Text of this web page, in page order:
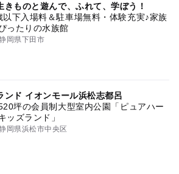
ものと遊んで、ふれて、学ぼう！
以下入場料＆駐車場無料・体験充実♪家族
ったりの水族館
岡県下田市
ンド イオンモール浜松志都呂
坪の会員制大型室内公園「ピュアハー
ッズランド」
岡県浜松市中央区